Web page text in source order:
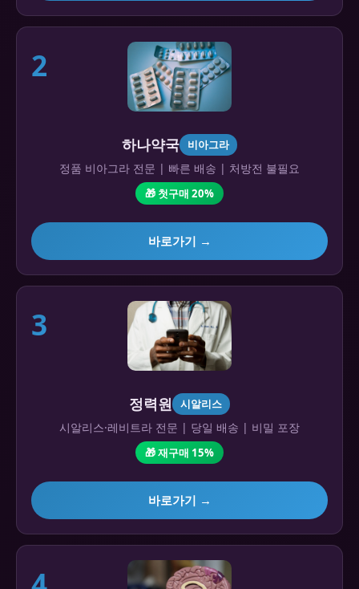
2
하나약국 비아그라
정품 비아그라 전문 | 빠른 배송 | 처방전 불필요
🎁 첫구매 20%
바로가기 →
3
정력원 시알리스
시알리스·레비트라 전문 | 당일 배송 | 비밀 포장
🎁 재구매 15%
바로가기 →